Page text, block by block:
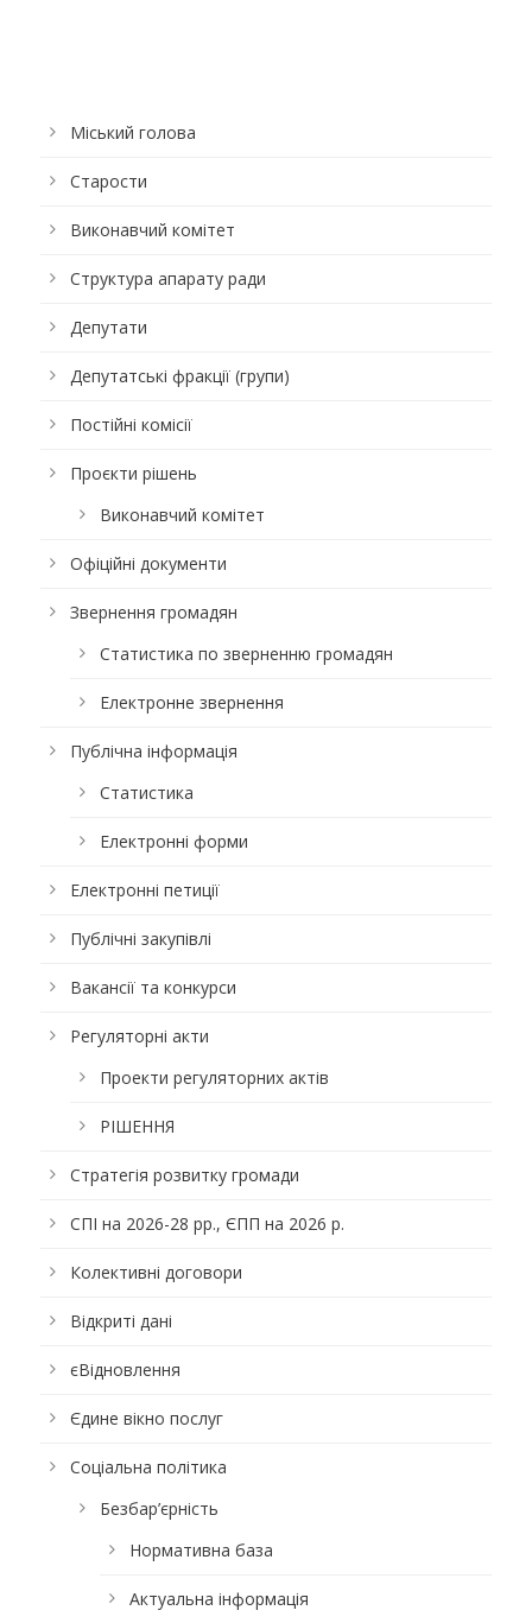
Міський голова
Старости
Виконавчий комітет
Структура апарату ради
Депутати
Депутатські фракції (групи)
Постійні комісії
Проєкти рішень
Виконавчий комітет
Офіційні документи
Звернення громадян
Статистика по зверненню громадян
Електронне звернення
Публічна інформація
Статистика
Електронні форми
Електронні петиції
Публічні закупівлі
Вакансії та конкурси
Регуляторні акти
Проекти регуляторних актів
РІШЕННЯ
Стратегія розвитку громади
СПІ на 2026-28 рр., ЄПП на 2026 р.
Колективні договори
Відкриті дані
єВідновлення
Єдине вікно послуг
Соціальна політика
Безбар’єрність
Нормативна база
Актуальна інформація